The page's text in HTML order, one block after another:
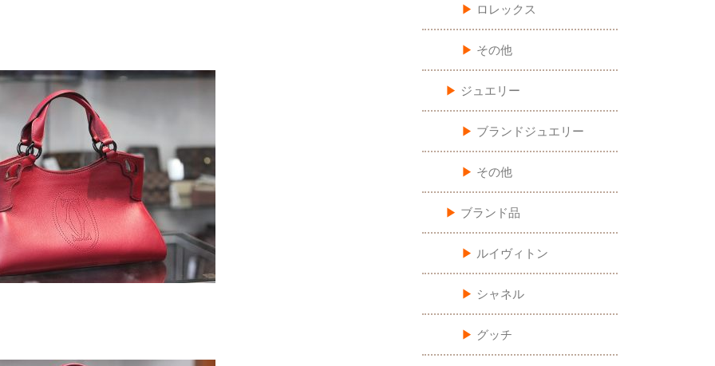
▶︎ ロレックス
▶︎ その他
▶︎ ジュエリー
▶︎ ブランドジュエリー
▶︎ その他
▶︎ ブランド品
▶︎ ルイヴィトン
▶︎ シャネル
▶︎ グッチ